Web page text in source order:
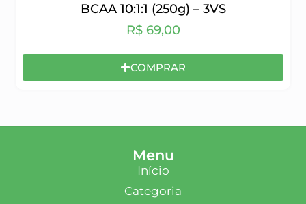
BCAA 10:1:1 (250g) – 3VS
R$69,00
COMPRAR
Menu
Início
Categoria